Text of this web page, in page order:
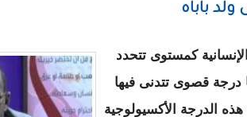
ولد باباه
كمستوى تتحدد
قصوى تتدنى فيها
هذه الدرجة الأكسيولوجية